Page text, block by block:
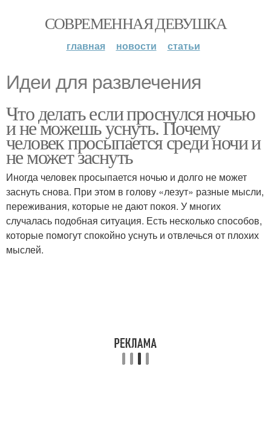
СОВРЕМЕННАЯ ДЕВУШКА
главная новости статьи
Идеи для развлечения
Что делать если проснулся ночью
и не можешь уснуть. Почему
человек просыпается среди ночи и
не может заснуть
Иногда человек просыпается ночью и долго не может
заснуть снова. При этом в голову «лезут» разные мысли,
переживания, которые не дают покоя. У многих
случалась подобная ситуация. Есть несколько способов,
которые помогут спокойно уснуть и отвлечься от плохих
мыслей.